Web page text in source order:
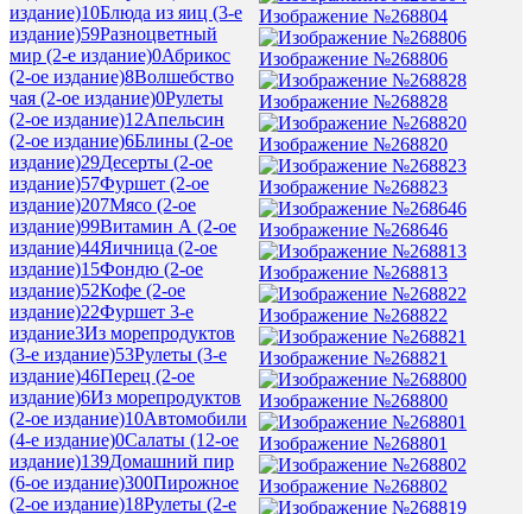
издание)10Блюда из яиц (3-е
издание)59Разноцветный
мир (2-е издание)0Абрикос
(2-ое издание)8Волшебство
чая (2-ое издание)0Рулеты
(2-ое издание)12Апельсин
(2-ое издание)6Блины (2-ое
издание)29Десерты (2-ое
издание)57Фуршет (2-ое
издание)207Мясо (2-ое
издание)99Витамин А (2-ое
издание)44Яичница (2-ое
издание)15Фондю (2-ое
издание)52Кофе (2-ое
издание)22Фуршет 3-е
издание3Из морепродуктов
(3-е издание)53Рулеты (3-е
издание)46Перец (2-ое
издание)6Из морепродуктов
(2-ое издание)10Автомобили
(4-е издание)0Салаты (12-ое
издание)139Домашний пир
(6-ое издание)300Пирожное
(2-ое издание)18Рулеты (2-е
Изображение №268804
Изображение №268806
Изображение №268828
Изображение №268820
Изображение №268823
Изображение №268646
Изображение №268813
Изображение №268822
Изображение №268821
Изображение №268800
Изображение №268801
Изображение №268802